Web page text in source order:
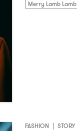
Merry Lamb Lamb
FASHION | STORY